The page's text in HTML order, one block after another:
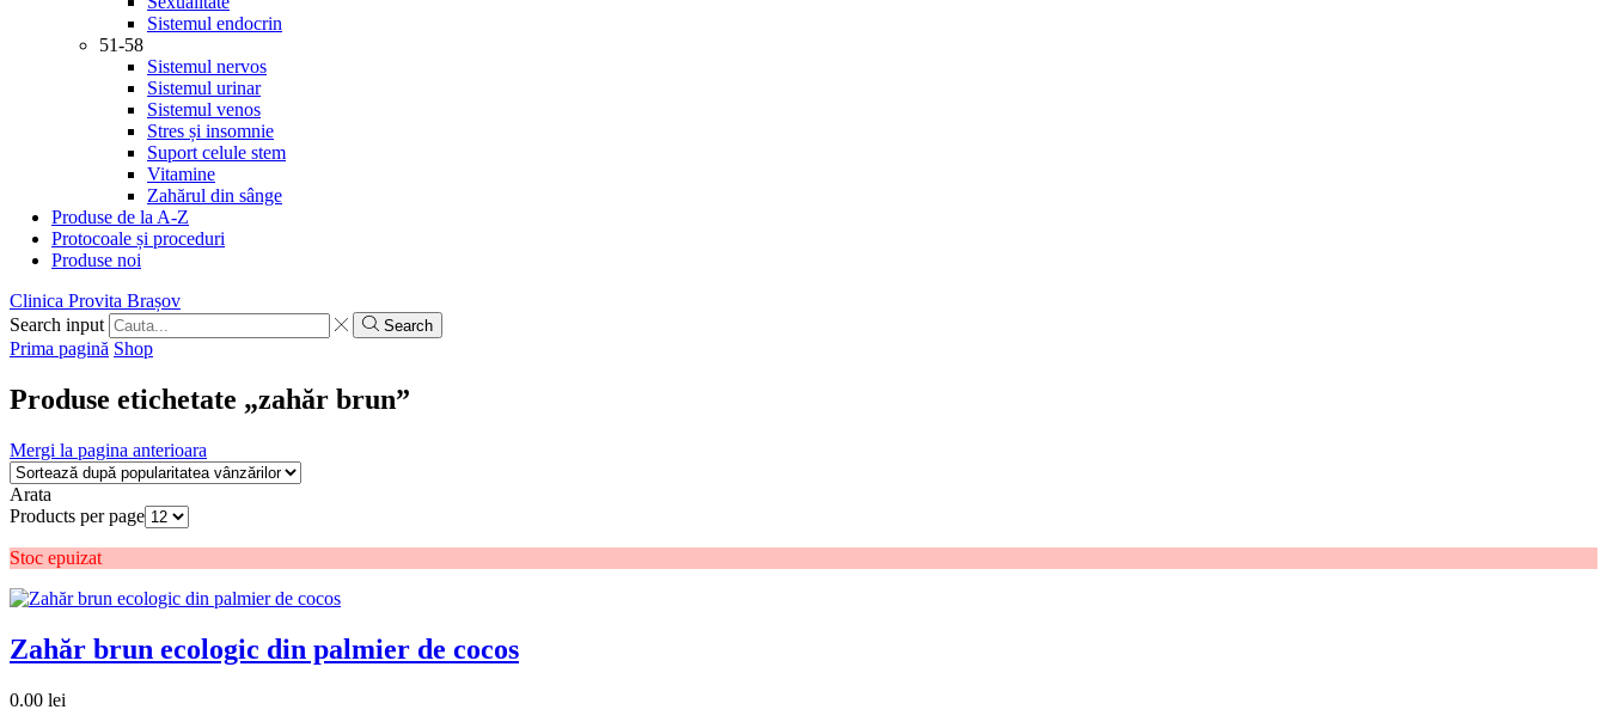
Sistemul endocrin
51-58
Sistemul nervos
Sistemul urinar
Sistemul venos
Stres și insomnie
Suport celule stem
Vitamine
Zahărul din sânge
Produse de la A-Z
Protocoale și proceduri
Produse noi
Clinica Provita Brașov
Search input
Search
Prima pagină Shop
Produse etichetate „zahăr brun”
Mergi la pagina anterioara
Arata
Products per page
Stoc epuizat
Zahăr brun ecologic din palmier de cocos
0.00 lei